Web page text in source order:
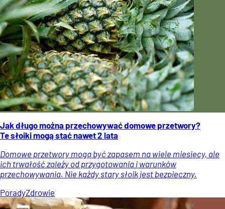
Jak długo można przechowywać domowe przetwory?
Te słoiki mogą stać nawet 2 lata
Domowe przetwory mogą być zapasem na wiele miesięcy, ale
ich trwałość zależy od przygotowania i warunków
przechowywania. Nie każdy stary słoik jest bezpieczny.
PoradyZdrowie